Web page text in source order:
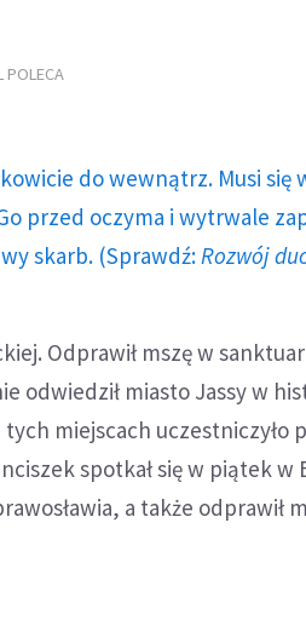
POLECA
do wewnątrz. Musi się
przed oczyma i wytrwale
skarb. (Sprawdź: Rozwój
Odprawił mszę w
odwiedził miasto Jassy w
miejscach uczestniczyło
spotkał się w piątek w
a także odprawił